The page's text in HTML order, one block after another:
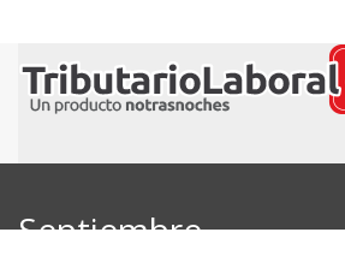
Septiembre